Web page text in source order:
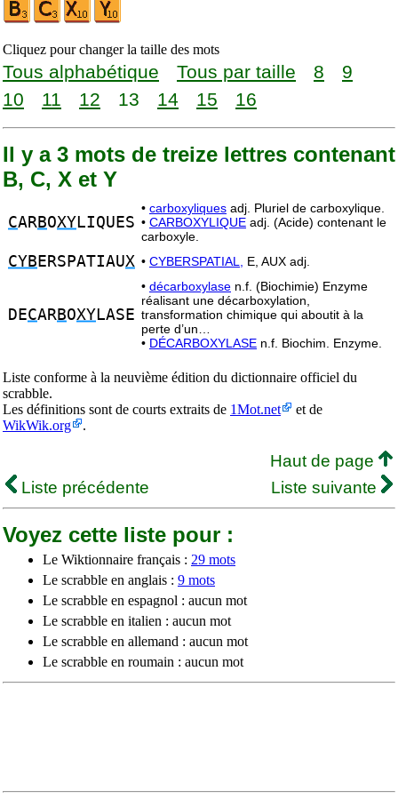
Cliquez pour changer la taille des mots
Tous alphabétique Tous par taille 8
9
10
11 12 13 14 15 16
Il y a 3 mots de treize lettres contenant
B, C, X et Y
CARBOXYLIQUES
• carboxyliques adj. Pluriel de carboxylique.
• CARBOXYLIQUE adj. (Acide) contenant le
carboxyle.
CYB ERSPATIAUX • CYBERSPATIAL, E, AUX adj.
DECARBOXYLASE
• décarboxylase n.f. (Biochimie) Enzyme
réalisant une décarboxylation,
transformation chimique qui aboutit à la
perte d’un…
• DÉCARBOXYLASE n.f. Biochim. Enzyme.
Liste conforme à la neuvième édition du dictionnaire officiel du
scrabble.
Les définitions sont de courts extraits de 1Mot.net
et de
WikWik.org
.
Haut de page
Liste précédente
Liste suivante
Voyez cette liste pour :
Le Wiktionnaire français : 29 mots
Le scrabble en anglais : 9 mots
Le scrabble en espagnol : aucun mot
Le scrabble en italien : aucun mot
Le scrabble en allemand : aucun mot
Le scrabble en roumain : aucun mot